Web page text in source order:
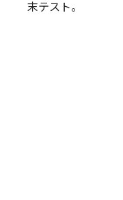
末テスト。